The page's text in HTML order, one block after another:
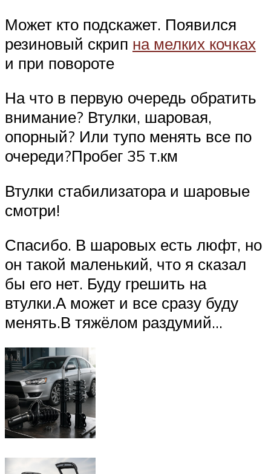
Может кто подскажет. Появился
резиновый скрип на мелких кочках
и при повороте
На что в первую очередь обратить
внимание? Втулки, шаровая,
опорный? Или тупо менять все по
очереди?Пробег 35 т.км
Втулки стабилизатора и шаровые
смотри!
Спасибо. В шаровых есть люфт, но
он такой маленький, что я сказал
бы его нет. Буду грешить на
втулки.А может и все сразу буду
менять.В тяжёлом раздумий…